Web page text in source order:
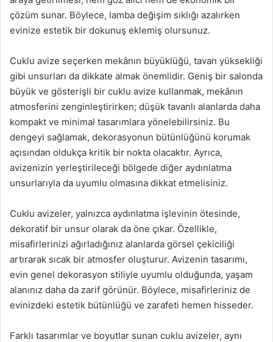
çözüm sunar. Böylece, lamba değişim sıklığı azalırken
evinize estetik bir dokunuş eklemiş olursunuz.
Cuklu avize seçerken mekânın büyüklüğü, tavan yüksekliği
gibi unsurları da dikkate almak önemlidir. Geniş bir salonda
büyük ve gösterişli bir cuklu avize kullanmak, mekânın
atmosferini zenginleştirirken; düşük tavanlı alanlarda daha
kompakt ve minimal tasarımlara yönelebilirsiniz. Bu
dengeyi sağlamak, dekorasyonun bütünlüğünü korumak
açısından oldukça kritik bir nokta olacaktır. Ayrıca,
avizenizin yerleştirileceği bölgede diğer aydınlatma
unsurlarıyla da uyumlu olmasına dikkat etmelisiniz.
Cuklu avizeler, yalnızca aydınlatma işlevinin ötesinde,
dekoratif bir unsur olarak da öne çıkar. Özellikle,
misafirlerinizi ağırladığınız alanlarda görsel çekiciliği
artırarak sıcak bir atmosfer oluşturur. Avizenin tasarımı,
evin genel dekorasyon stiliyle uyumlu olduğunda, yaşam
alanınız daha da zarif görünür. Böylece, misafirleriniz de
evinizdeki estetik bütünlüğü ve zarafeti hemen hisseder.
Farklı tasarımlar ve boyutlar sunan cuklu avizeler, aynı